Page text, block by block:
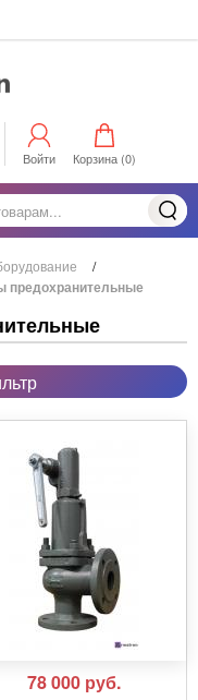
Войти Корзина (0)
/
предохранительные
78 000 руб.